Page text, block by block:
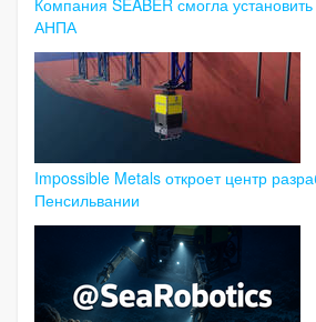
АНПА
Impossible Metals откроет центр
Пенсильвании